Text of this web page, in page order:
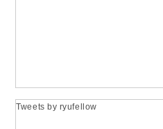
Tweets by ryufellow